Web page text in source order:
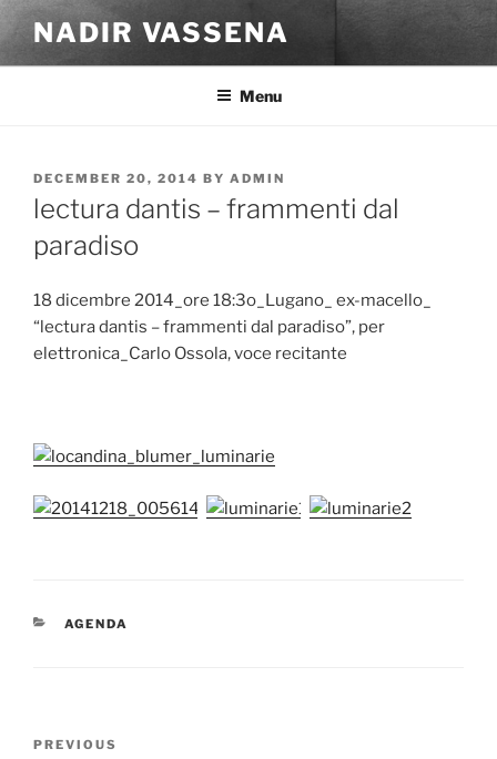
Skip
to
content
NADIR VASSENA
Menu
POSTED
ON
DECEMBER 20, 2014 BY ADMIN
lectura dantis – frammenti dal
paradiso
18 dicembre 2014_ore 18:3o_Lugano_ ex-macello_
“lectura dantis – frammenti dal paradiso”, per
elettronica_Carlo Ossola, voce recitante
CATEGORIES
AGENDA
Previous
PREVIOUS